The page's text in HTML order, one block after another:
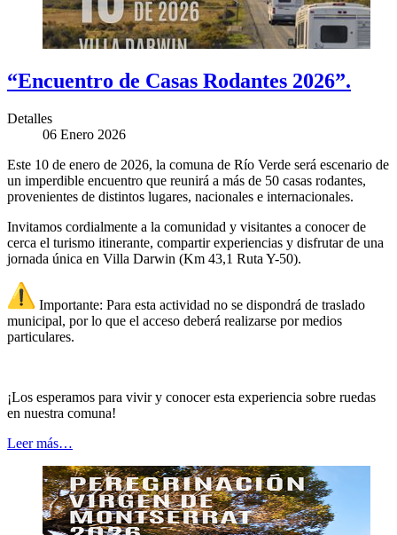
“Encuentro de Casas Rodantes 2026”.
Detalles
06 Enero 2026
Este 10 de enero de 2026, la comuna de Río Verde será escenario de
un imperdible encuentro que reunirá a más de 50 casas rodantes,
provenientes de distintos lugares, nacionales e internacionales.
Invitamos cordialmente a la comunidad y visitantes a conocer de
cerca el turismo itinerante, compartir experiencias y disfrutar de una
jornada única en Villa Darwin (Km 43,1 Ruta Y-50).
Importante: Para esta actividad no se dispondrá de traslado
municipal, por lo que el acceso deberá realizarse por medios
particulares.
¡Los esperamos para vivir y conocer esta experiencia sobre ruedas
en nuestra comuna!
Leer más…